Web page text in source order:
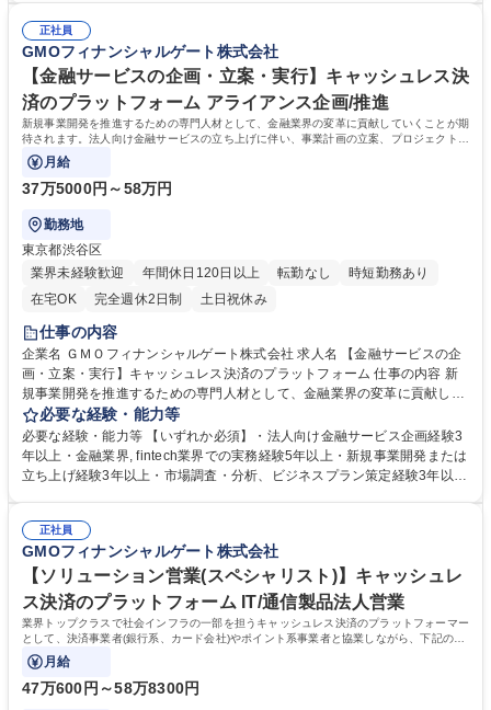
を担っていただきます。部門長を支える担当として、ゆくゆくは各部門の
リードと課題改善をお任せします。 募集職種 【ITプラットフォーム本部
／決済サポート部門のDX推進(リーダー候補)】
引成否確認、端末操作案内、端末不具合問合せ等 ◇体制：24時間365日対
応、ヘルプデスク40席※高度な知識が求められる問い合わせについては弊
社テクニカル部隊へエスカレーションされてきます。（エスカレ率3%程
度） 学歴・資格 学歴：大学院 大学 語学力： 資格：
正社員
GMOフィナンシャルゲート株式会社
【金融サービスの企画・立案・実行】キャッシュレス決
済のプラットフォーム アライアンス企画/推進
新規事業開発を推進するための専門人材として、金融業界の変革に貢献していくことが期
待されます。法人向け金融サービスの立ち上げに伴い、事業計画の立案、プロジェクトの
立ち上げ・リードまでをお任せします
月給
37万5000円～58万円
勤務地
東京都渋谷区
業界未経験歓迎
年間休日120日以上 転勤なし
時短勤務あり
在宅OK
完全週休2日制 土日祝休み
仕事の内容
企業名 ＧＭＯフィナンシャルゲート株式会社 求人名 【金融サービスの企
画・立案・実行】キャッシュレス決済のプラットフォーム 仕事の内容 新
規事業開発を推進するための専門人材として、金融業界の変革に貢献して
いくことが期待されます。法人向け金融サービスの立ち上げに伴い、事業
計画の立案、プロジェクトの立ち上げ・リードまでをお任せします ■法人
向け金融サービスの企画・立案・実行 ■市場調査・分析に基づいたニーズ
把握とサービス開発 ■サービス開発・運用におけるプロジェクトマネジメ
ャッシュレス決済のプラットフォーム
必要な経験・能力等
必要な経験・能力等 【いずれか必須】・法人向け金融サービス企画経験3
年以上・金融業界, fintech業界での実務経験5年以上・新規事業開発または
立ち上げ経験3年以上・市場調査・分析、ビジネスプラン策定経験3年以上
す。事業が伸長する一方で、加盟店様の更なる発展や、当社自体の更なる
発展のため、決済業務に付随した各種事業企画をお任せします。 幅広い分
野のビジネスに関わることができ、会社の成長にダイレクトに関われるポ
ジションです。 学歴・資格 学歴：大学院 大学 語学力： 資格：
正社員
GMOフィナンシャルゲート株式会社
【ソリューション営業(スペシャリスト)】キャッシュレ
ス決済のプラットフォーム IT/通信製品法人営業
業界トップクラスで社会インフラの一部を担うキャッシュレス決済のプラットフォーマー
として、決済事業者(銀行系、カード会社)やポイント系事業者と協業しながら、下記の業
務をお願いします。
月給
47万600円～58万8300円